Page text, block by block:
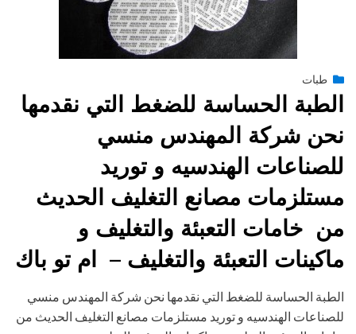
engmansyPosted
on
يناير 27, 2015
طبات
الطبة الحساسة للضغط التي نقدمها
نحن شركة المهندس منسي
للصناعات الهندسيه و توريد
مستلزمات مصانع التغليف الحديث
من خامات التعبئة والتغليف و
ماكينات التعبئة والتغليف – ام تو باك
الطبة الحساسة للضغط التي نقدمها نحن شركة المهندس منسي
للصناعات الهندسيه و توريد مستلزمات مصانع التغليف الحديث من